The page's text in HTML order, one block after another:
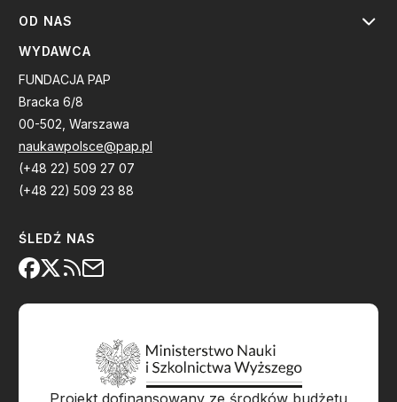
OD NAS
WYDAWCA
FUNDACJA PAP
Bracka 6/8
00-502, Warszawa
naukawpolsce@pap.pl
(+48 22) 509 27 07
(+48 22) 509 23 88
ŚLEDŹ NAS